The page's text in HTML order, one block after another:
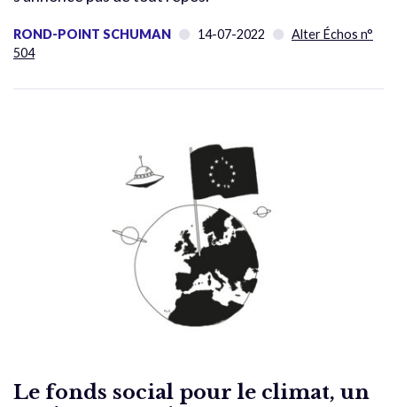
ROND-POINT SCHUMAN 14-07-2022
Alter Échos n°
504
Le fonds social pour le climat, un